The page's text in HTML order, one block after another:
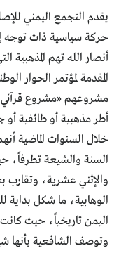
حركة سياسية ذات توجه
أنصار الله تهم
المقدمة لمؤتمر الحوار
مشروعهم «مشروع
أطر مذهبية أو طائفية
خلال السنوات الماضية
السنة والشيعة تطرفاً،
والإثني عشرية، وتقارب
الوهابية، ما شكل بداية
اليمن تاريخياً، حيث
وتوصف الشافعية بأنها